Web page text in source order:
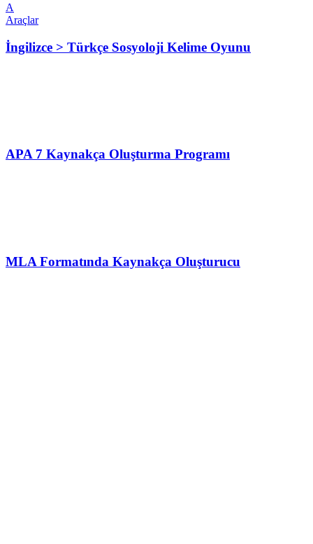
A
Araçlar
İngilizce > Türkçe Sosyoloji Kelime Oyunu
APA 7 Kaynakça Oluşturma Programı
MLA Formatında Kaynakça Oluşturucu